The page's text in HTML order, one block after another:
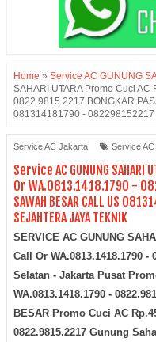
Home » Service AC GUNUNG
SAHARI UTARA Promo Cuci
0822.9815.2217 BONGKAR
081314181790 - 082298152217
Service AC Jakarta Service
Service AC GUNUNG SAHARI
Or WA.0813.1418.1790 -
SAWAH BESAR CALL US
SEJAHTERA JAYA TEKNIK
SERVICE AC GUNUNG
Call Or WA.0813.1418.1790 -
Selatan - Jakarta Pusat
WA.0813.1418.1790 -
BESAR Promo Cuci AC
0822.9815.2217 Gunung